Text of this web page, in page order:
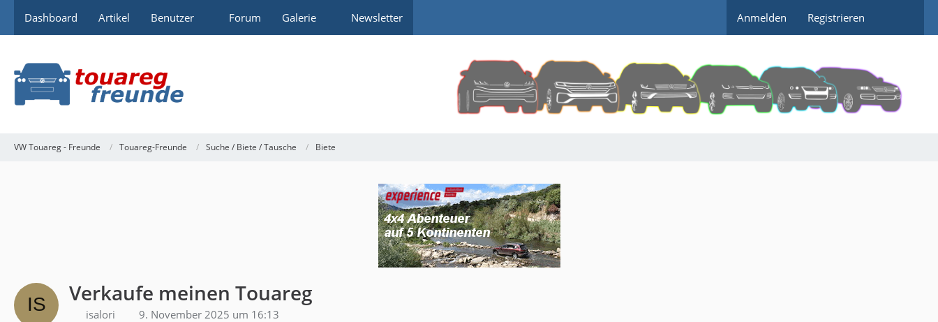
Dashboard Artikel Benutzer Forum Galerie Newsletter Anmelden Registrieren
VW Touareg - Freunde Touareg-Freunde Suche / Biete / Tausche Biete
Verkaufe meinen Touareg
isalori 9. November 2025 um 16:13